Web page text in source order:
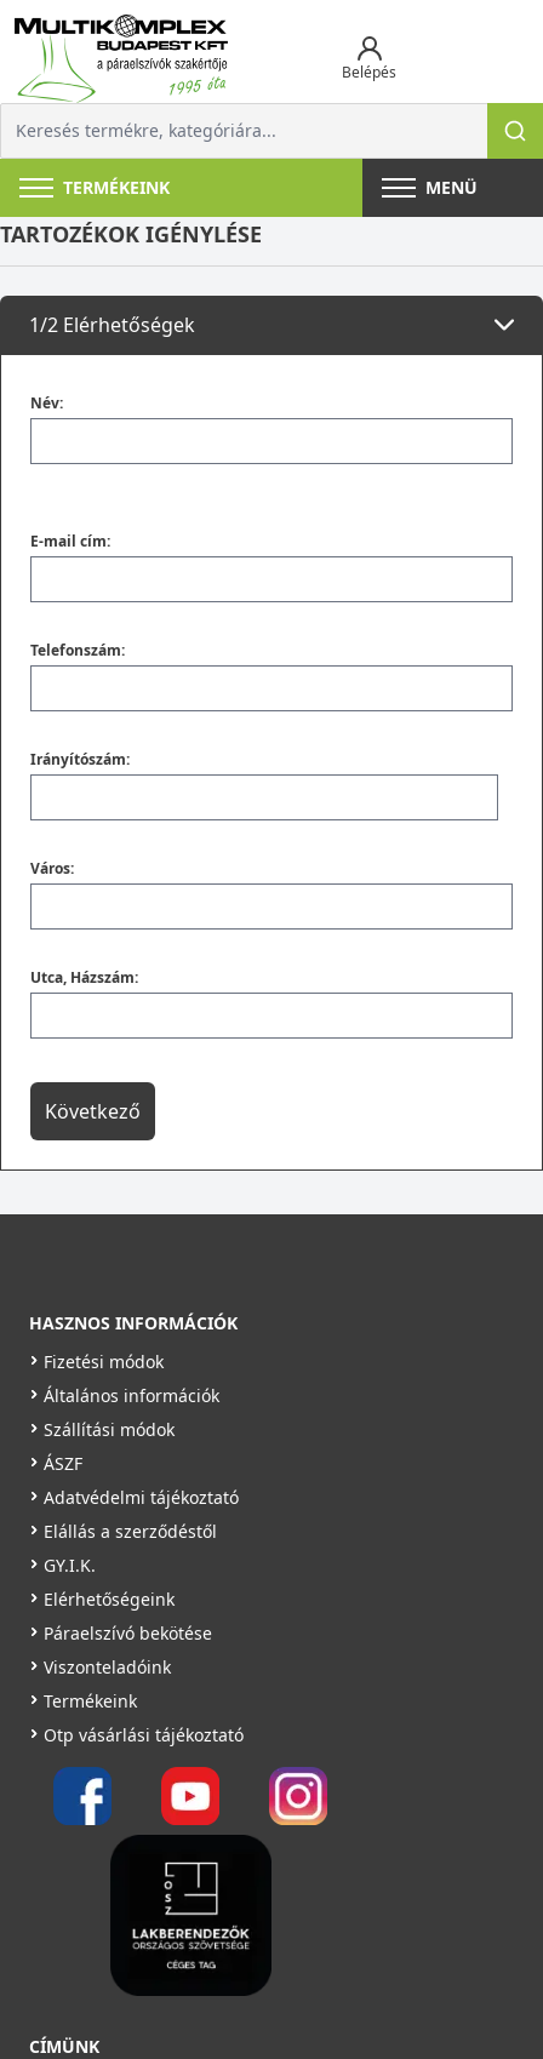
Belépés
TERMÉKEINK MENÜ
TARTOZÉKOK IGÉNYLÉSE
1/2 Elérhetőségek
Név:
E-mail cím:
Telefonszám:
Irányítószám:
Város:
Utca, Házszám:
Következő
HASZNOS INFORMÁCIÓK
Fizetési módok
Általános információk
Szállítási módok
ÁSZF
Adatvédelmi tájékoztató
Elállás a szerződéstől
GY.I.K.
Elérhetőségeink
Páraelszívó bekötése
Viszonteladóink
Termékeink
Otp vásárlási tájékoztató
CÍMÜNK